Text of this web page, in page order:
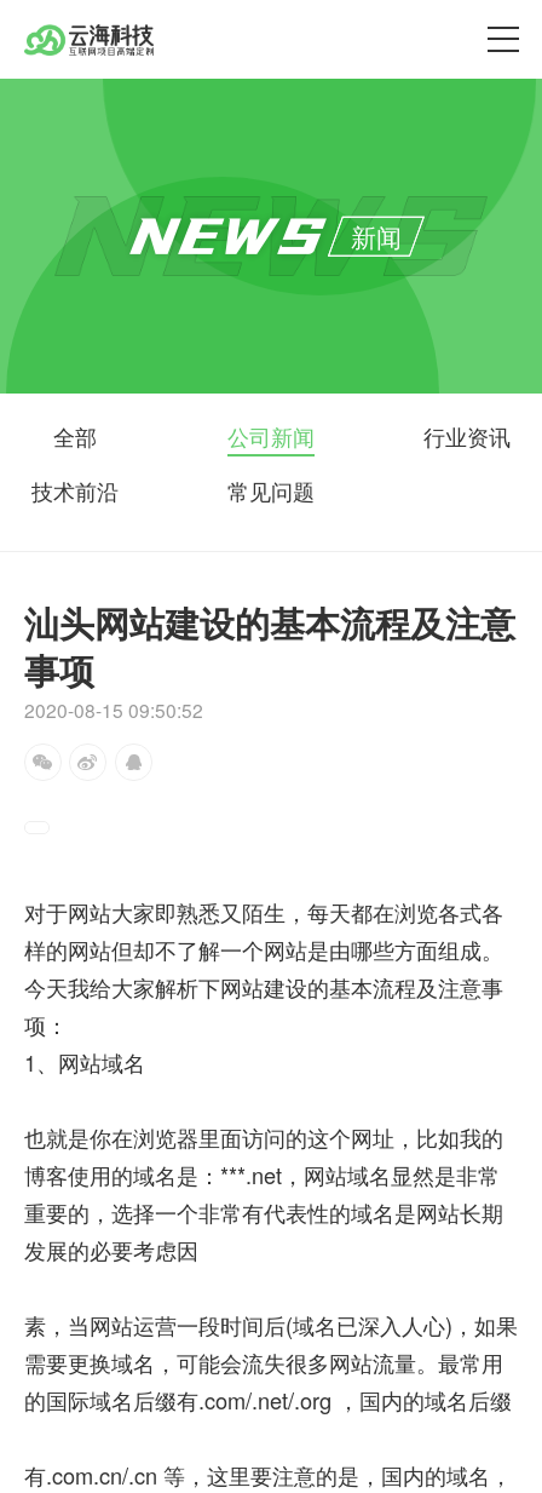
NEWS 新闻
全部 公司新闻
行业资讯
技术前沿
常见问题
汕头网站建设的基本流程及注意
事项
2020-08-15 09:50:52
对于网站大家即熟悉又陌生，每天都在浏览各式各
样的网站但却不了解一个网站是由哪些方面组成。
今天我给大家解析下网站建设的基本流程及注意事
项：
1、网站域名
也就是你在浏览器里面访问的这个网址，比如我的
博客使用的域名是：***.net，网站域名显然是非常
重要的，选择一个非常有代表性的域名是网站长期
发展的必要考虑因
素，当网站运营一段时间后(域名已深入人心)，如果
需要更换域名，可能会流失很多网站流量。最常用
的国际域名后缀有.com/.net/.org ，国内的域名后缀
有.com.cn/.cn 等，这里要注意的是，国内的域名，